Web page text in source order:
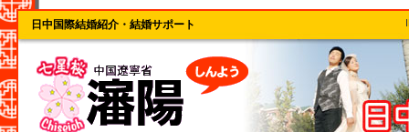
日中国際結婚紹介・結婚サポート